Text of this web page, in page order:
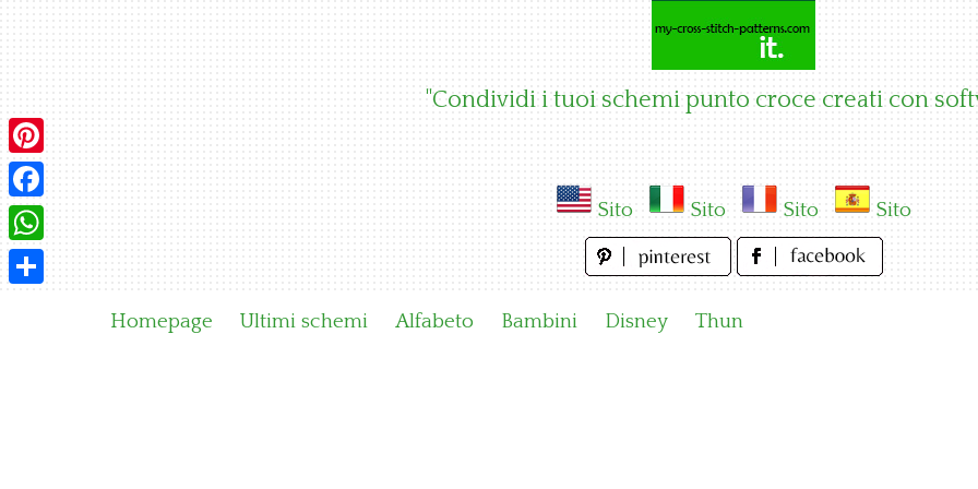
"Condividi i tuoi schemi punto croce creati con
Sito Sito Sito Sito
Homepage Ultimi schemi Alfabeto Bambini Disney Thun
Pinterest
Facebook
WhatsApp